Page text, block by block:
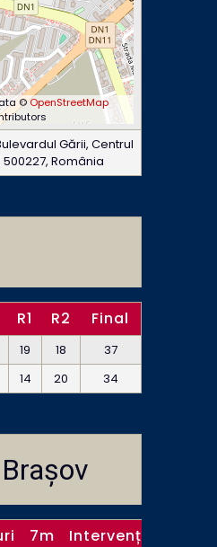
©OpenStreetMap
Gării, Centrul
500227, România
R1 R2 Final
19 18
37
14 20 34
7m Intervenții